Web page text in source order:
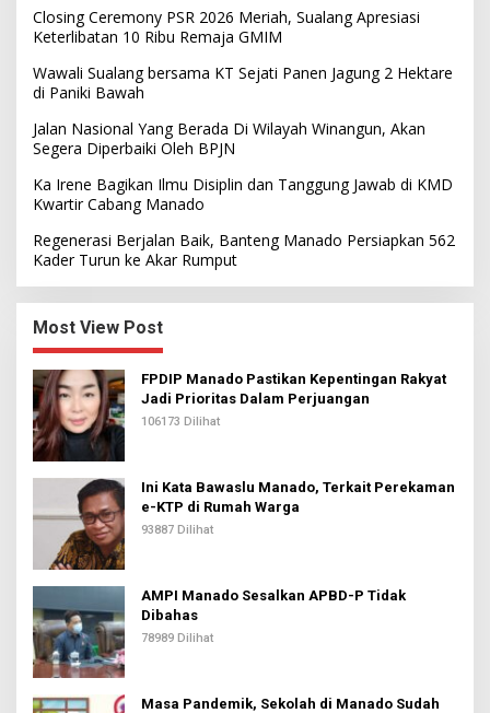
Closing Ceremony PSR 2026 Meriah, Sualang Apresiasi
Keterlibatan 10 Ribu Remaja GMIM
Wawali Sualang bersama KT Sejati Panen Jagung 2 Hektare
di Paniki Bawah
Jalan Nasional Yang Berada Di Wilayah Winangun, Akan
Segera Diperbaiki Oleh BPJN
Ka Irene Bagikan Ilmu Disiplin dan Tanggung Jawab di KMD
Kwartir Cabang Manado
Regenerasi Berjalan Baik, Banteng Manado Persiapkan 562
Kader Turun ke Akar Rumput
Most View Post
FPDIP Manado Pastikan Kepentingan Rakyat
Jadi Prioritas Dalam Perjuangan
106173 Dilihat
Ini Kata Bawaslu Manado, Terkait Perekaman
e-KTP di Rumah Warga
93887 Dilihat
AMPI Manado Sesalkan APBD-P Tidak
Dibahas
78989 Dilihat
Masa Pandemik, Sekolah di Manado Sudah